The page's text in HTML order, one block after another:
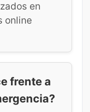
en
online
frente a